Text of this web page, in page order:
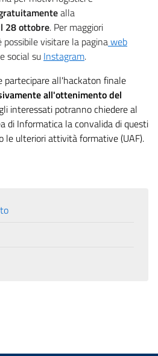
alla
28 ottobre. Per maggiori
visitare la paginaweb
social su Instagram.
partecipare all'hackaton finale
all'ottenimento del
interessati potranno chiedere al
di Informatica la convalida di questi
le ulteriori attività formative (UAF).